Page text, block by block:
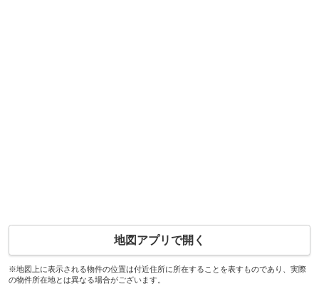
地図アプリで開く
※地図上に表示される物件の位置は付近住所に所在することを表すものであり、実際
の物件所在地とは異なる場合がございます。